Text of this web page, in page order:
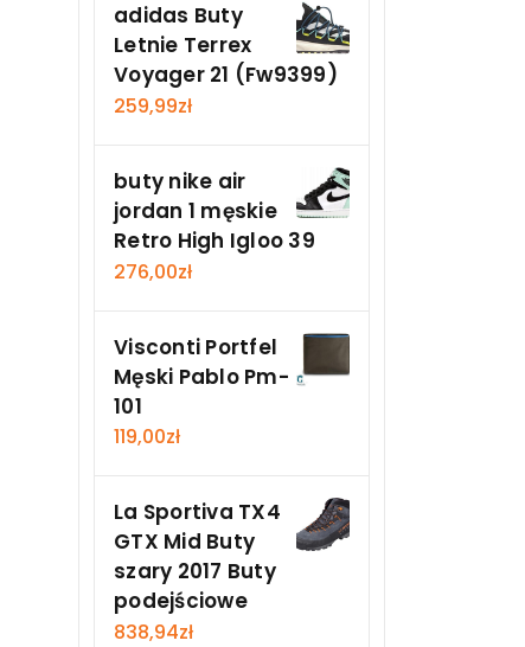
adidas Buty
Letnie Terrex
Voyager 21 (Fw9399)
259,99zł
buty nike air
jordan 1 męskie
Retro High Igloo 39
276,00zł
Visconti Portfel
Męski Pablo Pm-
101
119,00zł
La Sportiva TX4
GTX Mid Buty
szary 2017 Buty
podejściowe
838,94zł